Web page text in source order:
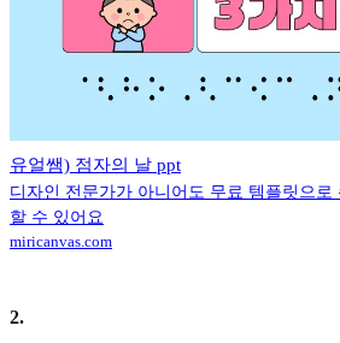
유얼쌤) 점자의 날 ppt
디자인 전문가가 아니어도 무료 템플릿으로
할 수 있어요
miricanvas.com
2.